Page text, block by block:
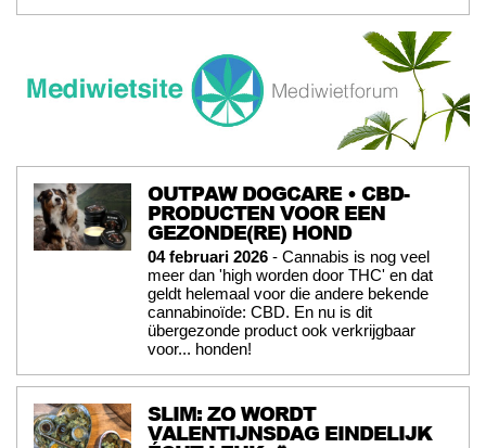
OUTPAW DOGCARE • CBD-
PRODUCTEN VOOR EEN
GEZONDE(RE) HOND
04 februari 2026 - Cannabis is nog veel
meer dan 'high worden door THC' en dat
geldt helemaal voor die andere bekende
cannabinoïde: CBD. En nu is dit
übergezonde product ook verkrijgbaar
voor... honden!
SLIM: ZO WORDT
VALENTIJNSDAG EINDELIJK